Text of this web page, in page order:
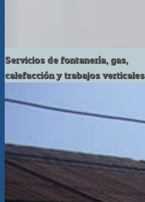
Servicios de fontanería, gas,
calefacción y trabajos verticales